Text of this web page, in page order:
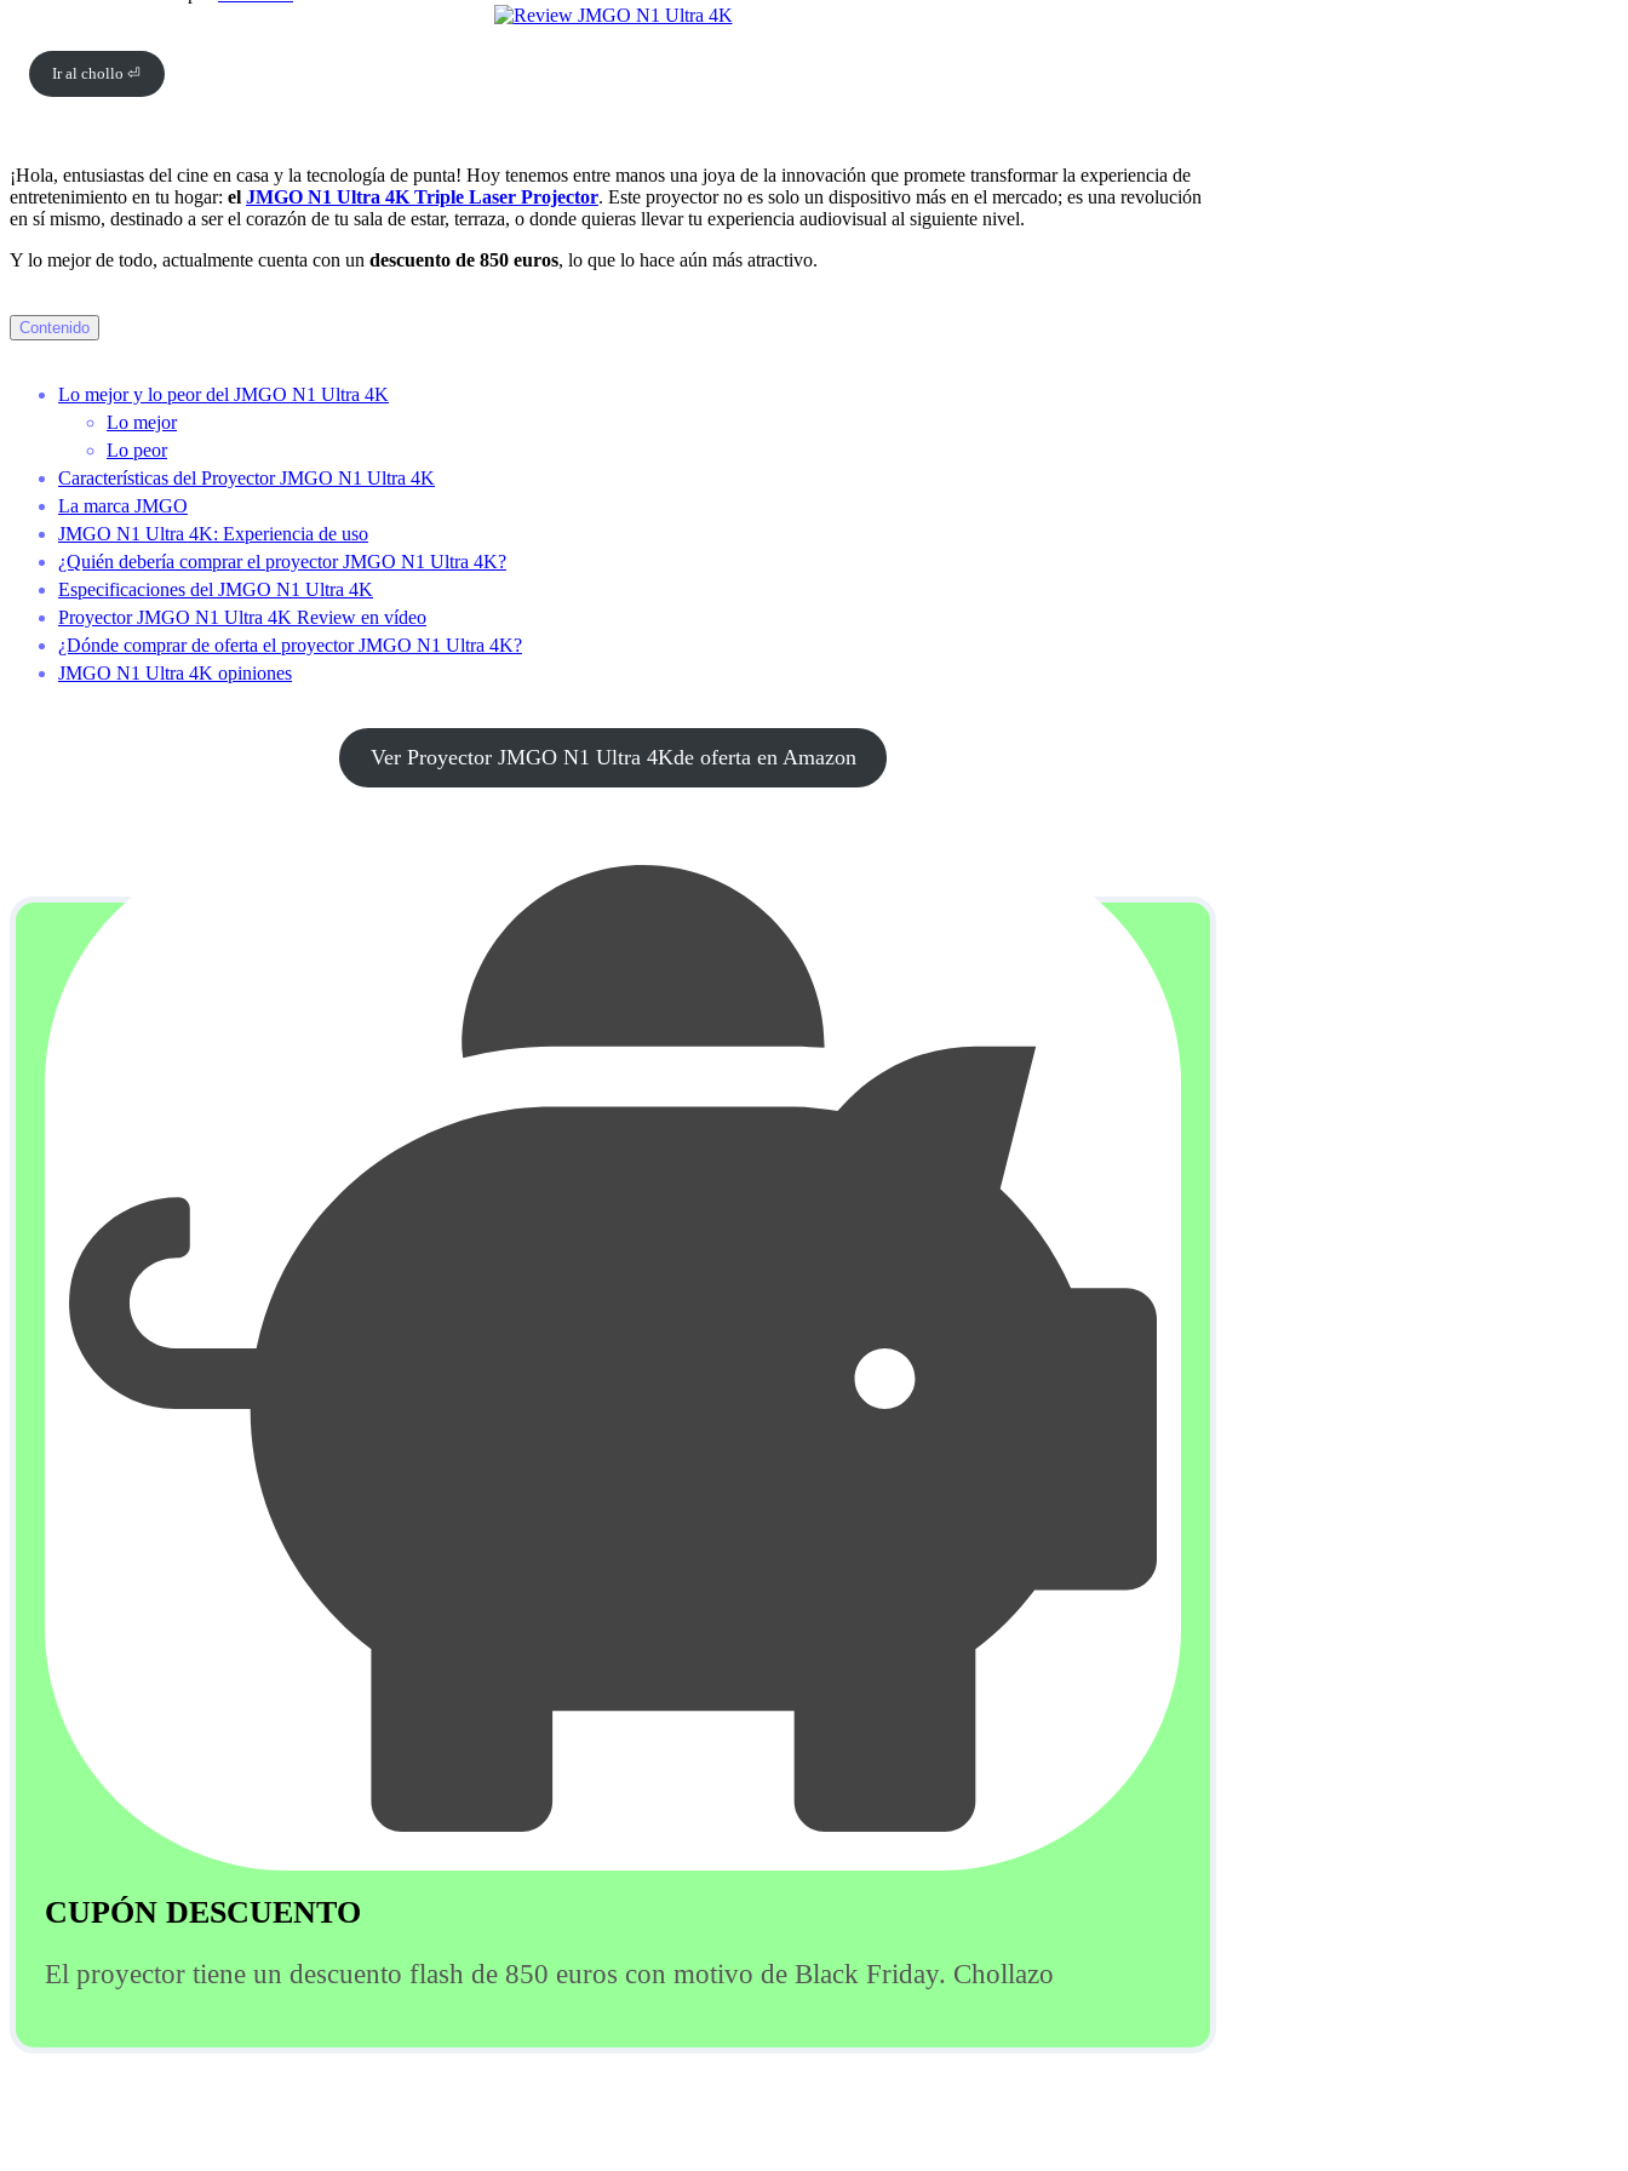
Ir al chollo ⏎
¡Hola, entusiastas del cine en casa y la tecnología de punta! Hoy tenemos entre manos una joya de la innovación que promete transformar la experiencia de
entretenimiento en tu hogar: el JMGO N1 Ultra 4K Triple Laser Projector. Este proyector no es solo un dispositivo más en el mercado; es una revolución
en sí mismo, destinado a ser el corazón de tu sala de estar, terraza, o donde quieras llevar tu experiencia audiovisual al siguiente nivel.
Y lo mejor de todo, actualmente cuenta con un descuento de 850 euros, lo que lo hace aún más atractivo.
Contenido
Lo mejor y lo peor del JMGO N1 Ultra 4K
Lo mejor
Lo peor
Características del Proyector JMGO N1 Ultra 4K
La marca JMGO
JMGO N1 Ultra 4K: Experiencia de uso
¿Quién debería comprar el proyector JMGO N1 Ultra 4K?
Especificaciones del JMGO N1 Ultra 4K
Proyector JMGO N1 Ultra 4K Review en vídeo
¿Dónde comprar de oferta el proyector JMGO N1 Ultra 4K?
JMGO N1 Ultra 4K opiniones
Ver Proyector JMGO N1 Ultra 4Kde oferta en Amazon
CUPÓN DESCUENTO
El proyector tiene un descuento flash de 850 euros con motivo de Black Friday. Chollazo